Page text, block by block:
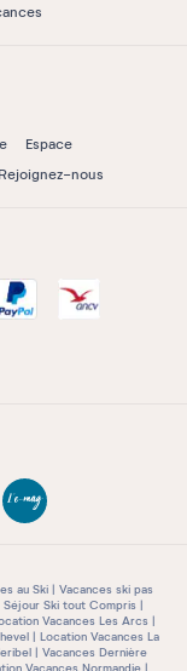
Espace
Rejoignez-nous
au Ski
Vacances ski pas
Séjour Ski tout Compris
Vacances Les Arcs
Location Vacances La
Vacances Dernière